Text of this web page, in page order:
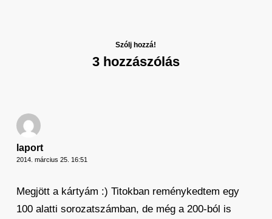
Szólj hozzá!
3 hozzászólás
laport
2014. március 25. 16:51
Megjött a kártyám :) Titokban reménykedtem egy
100 alatti sorozatszámban, de még a 200-ból is